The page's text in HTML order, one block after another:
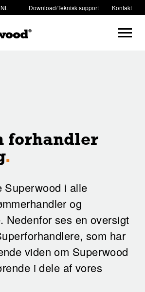
NL Download/Teknisk support Kontakt
forhandler
.
Superwood i alle
og
Nedenfor ses en oversigt
som har
viden om Superwood
i dele af vores